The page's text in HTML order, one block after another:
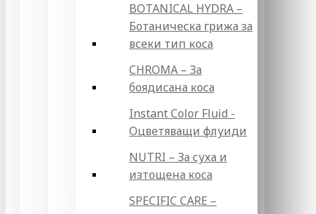
BOTANICAL HYDRA –
Ботаническа грижа за
всеки тип коса
CHROMA – За
боядисана коса
Instant Color Fluid -
Оцветяващи флуиди
NUTRI – За суха и
изтощена коса
SPECIFIC CARE –